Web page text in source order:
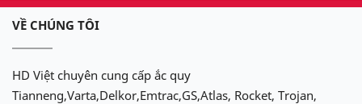
VỀ CHÚNG TÔI
HD Việt chuyên cung cấp ắc quy
Tianneng,Varta,Delkor,Emtrac,GS,Atlas, Rocket, Trojan,